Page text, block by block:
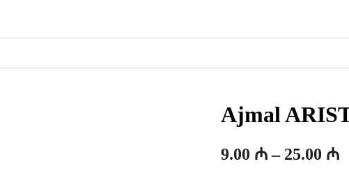
Ajmal
9.00 ₼ – 25.00 ₼